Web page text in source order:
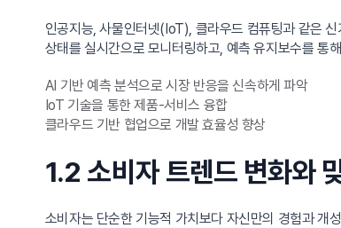
인공지능, 사물인터넷(IoT), 클라우드 컴퓨팅과 같은
상태를 실시간으로 모니터링하고, 예측 유지보수를 통
AI 기반 예측 분석으로 시장 반응을 신속하게 파악
IoT 기술을 통한 제품-서비스 융합
클라우드 기반 협업으로 개발 효율성 향상
1.2 소비자 트렌드 변화와
소비자는 단순한 기능적 가치보다 자신만의 경험과 개